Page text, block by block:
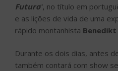
Futuro“, no título em
e as lições de vida de uma
rápido montanhista Benedikt
Durante os dois dias, antes
também contará com show